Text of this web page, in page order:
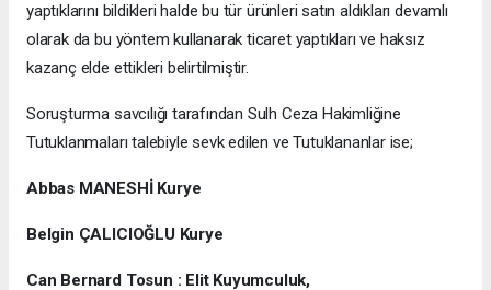
yaptıklarını bildikleri halde bu tür ürünleri satın aldıkları devamlı
olarak da bu yöntem kullanarak ticaret yaptıkları ve haksız
kazanç elde ettikleri belirtilmiştir.
Soruşturma savcılığı tarafından Sulh Ceza Hakimliğine
Tutuklanmaları talebiyle sevk edilen ve Tutuklananlar ise;
Abbas MANESHİ Kurye
Belgin ÇALICIOĞLU Kurye
Can Bernard Tosun : Elit Kuyumculuk,